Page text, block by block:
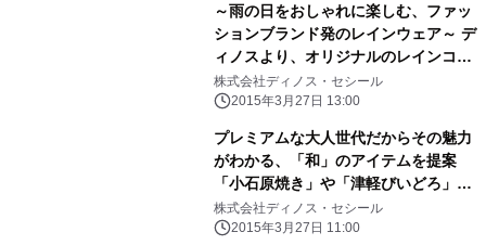
～雨の日をおしゃれに楽しむ、ファッ
ションブランド発のレインウェア～ デ
ィノスより、オリジナルのレインコー
ト、レインポンチョを新発売
株式会社ディノス・セシール
2015年3月27日 13:00
プレミアムな大人世代だからその魅力
がわかる、「和」のアイテムを提案
「小石原焼き」や「津軽びいどろ」の
モダン食器などを新発売
株式会社ディノス・セシール
2015年3月27日 11:00